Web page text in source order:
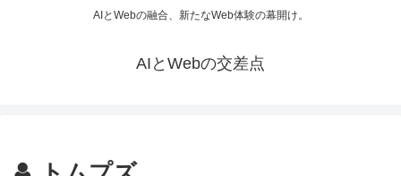
AIとWebの融合、新たなWeb体験の幕開け。
AIとWebの交差点